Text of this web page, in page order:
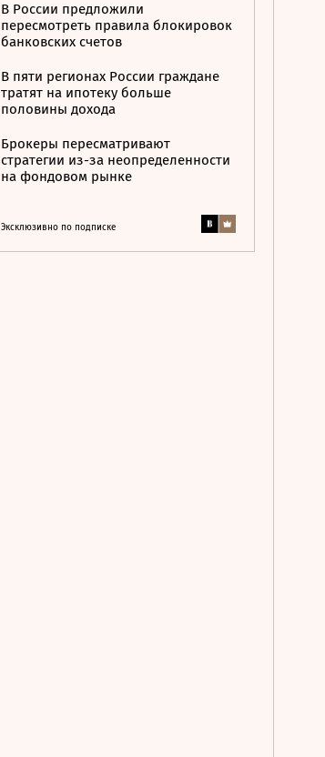
В России предложили
пересмотреть правила блокировок
банковских счетов
В пяти регионах России граждане
тратят на ипотеку больше
половины дохода
Брокеры пересматривают
стратегии из-за неопределенности
на фондовом рынке
Эксклюзивно по подписке